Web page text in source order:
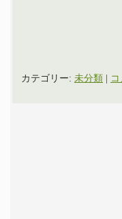
カテゴリー: 未分類